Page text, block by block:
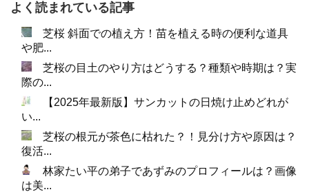
よく読まれている記事
芝桜 斜面での植え方！苗を植える時の便利な道具
や肥...
芝桜の目土のやり方はどうする？種類や時期は？実
際の...
【2025年最新版】サンカットの日焼け止めどれが
い...
芝桜の根元が茶色に枯れた？！見分け方や原因は？
復活...
林家たい平の弟子であずみのプロフィールは？画像
は美...